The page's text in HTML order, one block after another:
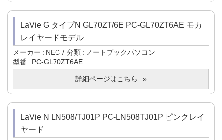
LaVie G タイプN GL70ZT/6E PC-GL70ZT6AE モカ
レイヤードモデル
メーカー NEC 分類
ノートブックパソコン
型番
PC-GL70ZT6AE
詳細ページはこちら
LaVie N LN508/TJ01P PC-LN508TJ01P ピンクレイ
ヤード